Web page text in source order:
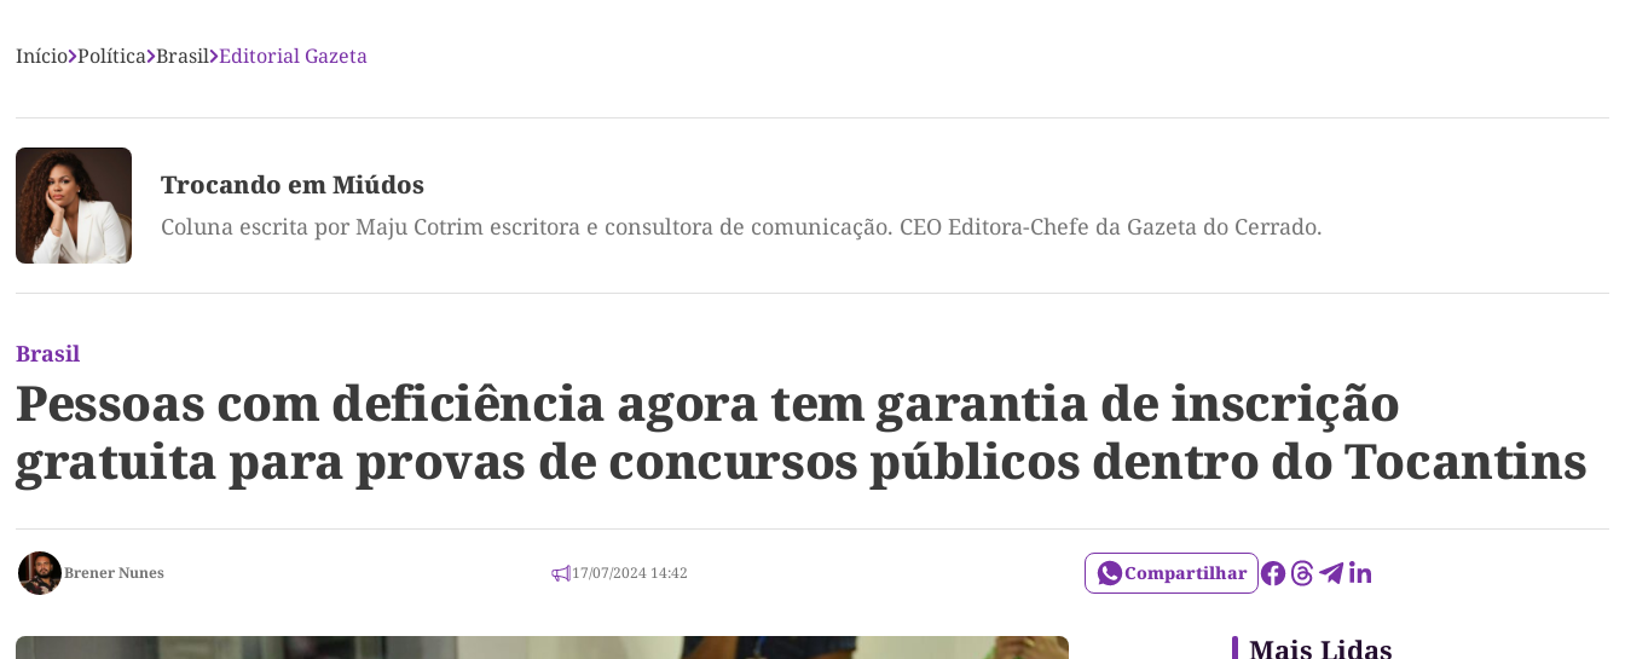
Início Política Brasil Editorial Gazeta
Trocando em Miúdos
Coluna escrita por Maju Cotrim escritora e consultora de comunicação. CEO Editora-Chefe da Gazeta do Cerrado.
Brasil
Pessoas com deficiência agora tem garantia de inscrição
gratuita para provas de concursos públicos dentro do Tocantins
Brener Nunes 17/07/2024 14:42 Compartilhar
Mais Lidas